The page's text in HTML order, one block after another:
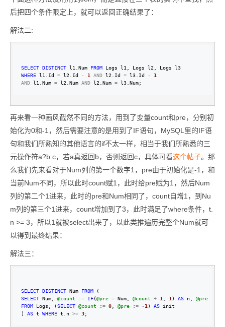
后把四个条件限定上，就可以返回正确结果了：
解法二:
SELECT DISTINCT l1.Num FROM
WHERE l1.Id = l2.Id - 1 AND l2.Id = l3.Id -
1
AND l1.Num = l2.Num AND l2.Num = l3.Num;
再来看一种画风截然不同的方法，用到了变量count和pre，分别初
始化为0和-1，然后需要注意的是用到了IF语句，MySQL里的IF语
句和我们所熟知的其他语言的if不太一样，相当于我们所熟悉的三
元操作符a?b:c，若a真返回b，否则返回c，具体可看这个帖子。那
么我们先来看对于Num列的第一个数字1，pre由于初始化是-1，和
当前Num不同，所以此时count赋1，此时给pre赋为1，然后Num
列的第二个1进来，此时的pre和Num相同了，count自增1，到Nu
m列的第三个1进来，count增加到了3，此时满足了where条件，t.
n >= 3，所以1就被select出来了，以此类推遍历完整个Num就可
以得到最终结果：
解法三：
SELECT DISTINCT Num FROM
SELECT Num, @count := IF(@pre = Num, @count + 1 1 ) AS n, @pre
FROM Logs, (SELECT @count := 0 @pre := -1 ) AS init
) AS t WHERE t.n >= 3;